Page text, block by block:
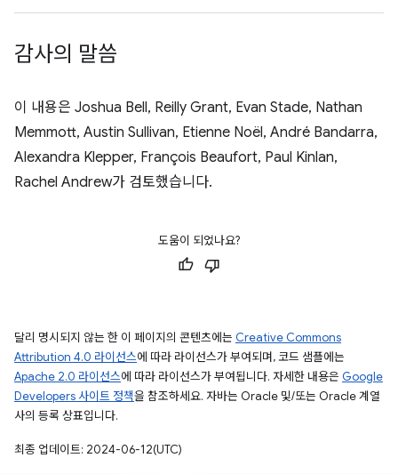
감사의 말씀
이 내용은 Joshua Bell, Reilly Grant, Evan Stade, Nathan
Memmott, Austin Sullivan, Etienne Noël, André Bandarra,
Alexandra Klepper, François Beaufort, Paul Kinlan,
Rachel Andrew가 검토했습니다.
도움이 되었나요?
달리 명시되지 않는 한 이 페이지의 콘텐츠에는 Creative Commons
Attribution 4.0 라이선스에 따라 라이선스가 부여되며, 코드 샘플에는
Apache 2.0 라이선스에 따라 라이선스가 부여됩니다. 자세한 내용은 Google
Developers 사이트 정책을 참조하세요. 자바는 Oracle 및/또는 Oracle 계열
사의 등록 상표입니다.
최종 업데이트: 2024-06-12(UTC)